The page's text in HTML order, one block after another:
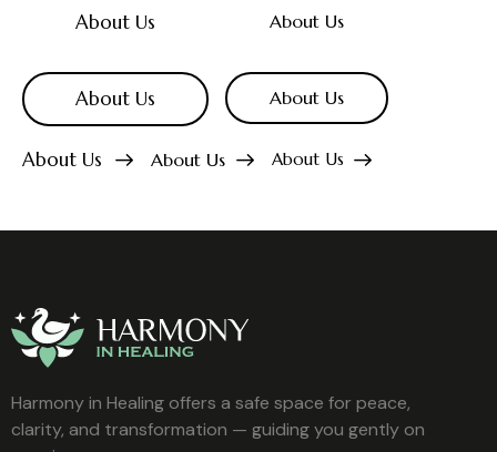
About Us About Us
About Us About Us
About Us About Us About Us
Harmony in Healing offers a safe space for peace,
clarity, and transformation — guiding you gently on